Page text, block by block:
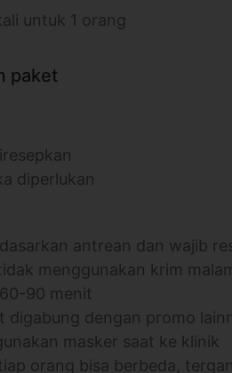
untuk 1 orang
paket
diperlukan
antrean dan wajib
menggunakan krim
90 menit
digabung dengan promo
masker saat ke klinik
orang bisa berbeda,